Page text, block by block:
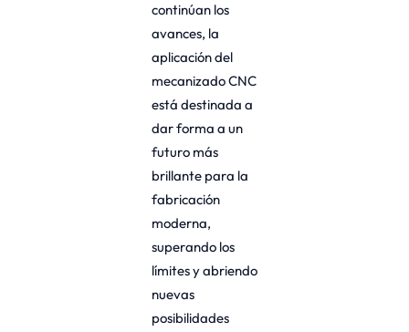
continúan los
avances, la
aplicación del
mecanizado CNC
está destinada a
dar forma a un
futuro más
brillante para la
fabricación
moderna,
superando los
límites y abriendo
nuevas
posibilidades